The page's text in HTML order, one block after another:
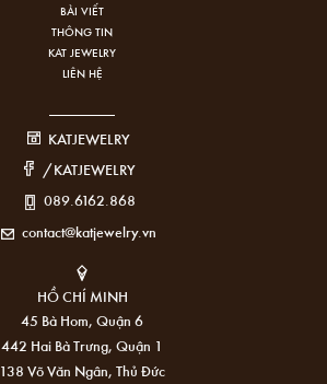
BÀI VIẾT
THÔNG TIN
KAT JEWELRY
LIÊN HỆ
KATJEWELRY
/KATJEWELRY
089.6162.868
contact@katjewelry.vn
HỒ CHÍ MINH
45 Bà Hom, Quận 6
442 Hai Bà Trưng, Quận 1
138 Võ Văn Ngân, Thủ Đức